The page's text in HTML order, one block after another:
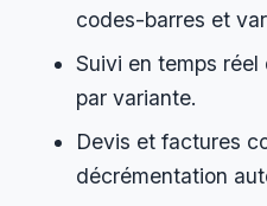
codes-barres et
Suivi en temps
par variante.
Devis et factures
décrémentation